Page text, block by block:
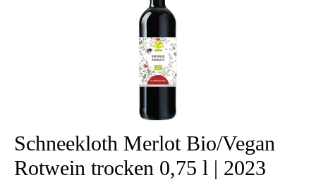
Schneekloth Merlot Bio/Vegan
Rotwein trocken 0,75 l | 2023